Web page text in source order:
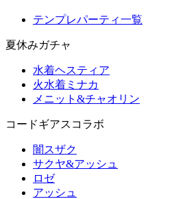
テンプレパーティ一覧
夏休みガチャ
水着ヘスティア
火水着ミナカ
メニット&チャオリン
コードギアスコラボ
闇スザク
サクヤ&アッシュ
ロゼ
アッシュ